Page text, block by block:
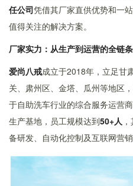
任公司凭借其厂家直供优势和一
值得关注的解决方案。
厂家实力：从生产到运营的全链
爱尚八戒成立于2018年，立足甘
关、肃州区、金塔、瓜州等地区
于自助洗车行业的综合服务运营
生产基地，员工规模达到50+人
备研发、自动化控制及互联网营